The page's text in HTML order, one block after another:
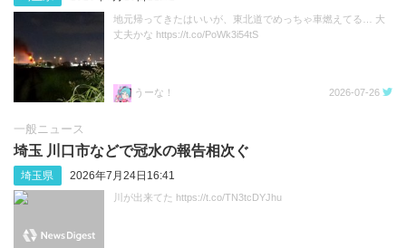
地元帰ってきたはいいが、東北道でめっちゃ車燃えてる… 大
丈夫かな https://t.co/PoWk3i54tS
うーな！ 2026-07-26
一般ニュース
埼玉 川口市などで冠水の報告相次ぐ
埼玉県 2026年7月24日16:41
川が出来てた https://t.co/TN3tcDYJhu